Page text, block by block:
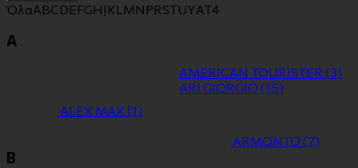
ΌλαABCDEFGH J KL MN PRSTUYΑΤ4
A
ALEX MAX (1)
AMERICAN TOURISTER (3)
ARI GIORGIO (15)
ARMONTO (7)
B